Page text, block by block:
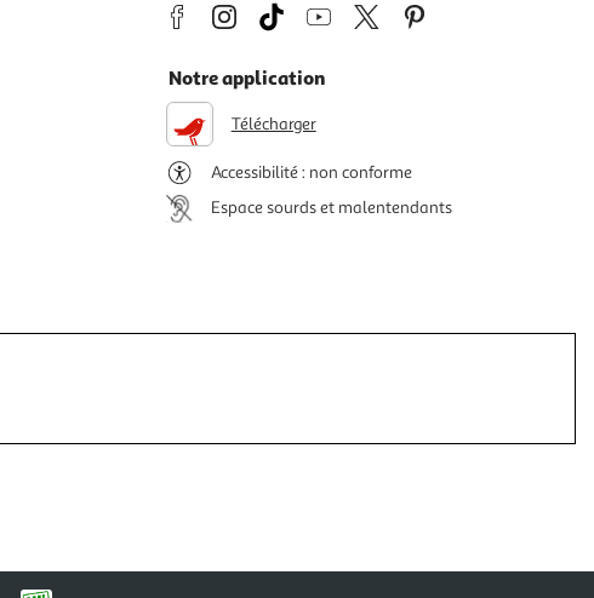
Notre application
Télécharger
Accessibilité : non conforme
Espace sourds et malentendants